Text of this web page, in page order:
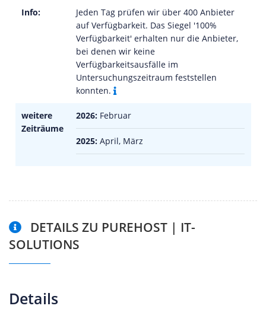
Info:
Jeden Tag prüfen wir über 400 Anbieter
auf Verfügbarkeit. Das Siegel '100%
Verfügbarkeit' erhalten nur die Anbieter,
bei denen wir keine
Verfügbarkeitsausfälle im
Untersuchungszeitraum feststellen
konnten.
weitere
Zeiträume
2026: Februar
2025: April, März
DETAILS ZU PUREHOST | IT-
SOLUTIONS
Details